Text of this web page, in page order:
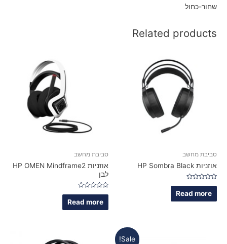
שחור-כחול
Related products
סביבת מחשב
אוזניות HP Sombra Black‬
Rated
out
of
Read more
סביבת מחשב
אוזניות HP OMEN Mindframe2
לבן‬
Rated
out
of
Read more
Sale!